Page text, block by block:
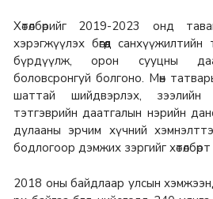
Хөтөлбөрийг 2019-2023 онд
хэрэгжүүлэх бөгөөд
бүрдүүлж, орон сууцны
боловсронгуй болгоно. Мөн татварын
шаттай шийдвэрлэх, зээлийн
тэтгэврийн даатгалын нэрийн
дулааны эрчим хүчний
бодлогоор дэмжих зэргийг
2018 оны байдлаар улсын